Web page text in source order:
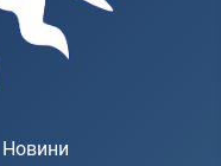
Новини